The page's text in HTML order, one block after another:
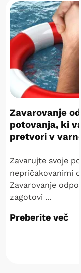
Zavarovanje
potovanja, ki
pretvori v
Zavarujte svoje
nepričakovanimi
Zavarovanje
zagotovi ...
Preberite več